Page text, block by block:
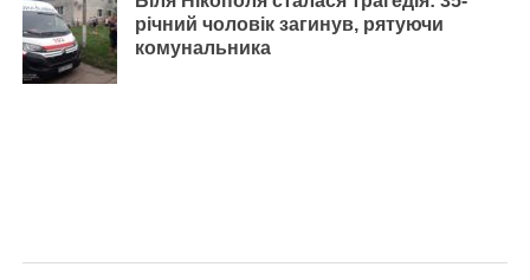
річний чоловік загинув, рятуючи
комунальника